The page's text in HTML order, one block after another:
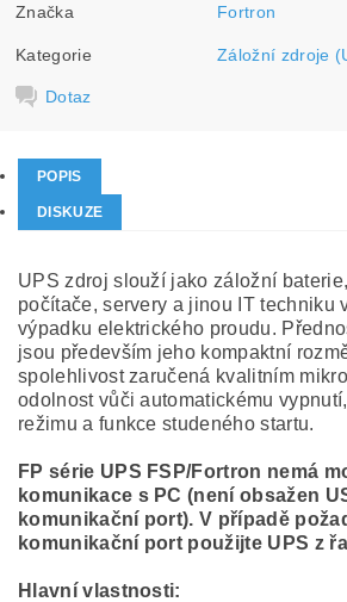
Značka Fortron
Kategorie Záložní zdroje
Dotaz
POPIS
DISKUZE
UPS zdroj slouží jako záložní
počítače, servery a jinou IT techniku
výpadku elektrického proudu.
jsou především jeho kompaktní
spolehlivost zaručená kvalitním
odolnost vůči automatickému
režimu a funkce studeného startu.
FP série UPS FSP/Fortron nemá
komunikace s PC (není obsažen
komunikační port). V případě
komunikační port použijte UPS z
Hlavní vlastnosti: